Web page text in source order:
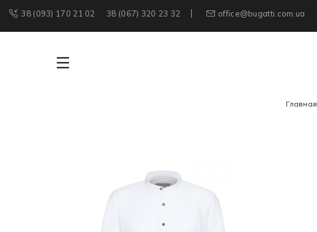
38 (093) 170 21 02 38 (067) 320 23 32 office@bugatti.com.ua
Главная